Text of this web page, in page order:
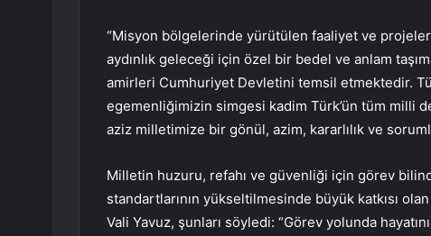
“Misyon bölgelerinde yürütülen faaliyet ve
aydınlık geleceği için özel bir bedel ve anlam
amirleri Cumhuriyet Devletini temsil etmektedir.
egemenliğimizin simgesi kadim Türk’ün tüm milli
aziz milletimize bir gönül, azim, kararlılık ve
Milletin huzuru, refahı ve güvenliği için görev
standartlarının yükseltilmesinde büyük katkısı
Vali Yavuz, şunları söyledi: “Görev yolunda